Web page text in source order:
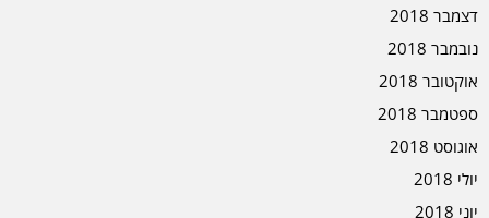
דצמבר 2018
נובמבר 2018
אוקטובר 2018
ספטמבר 2018
אוגוסט 2018
יולי 2018
יוני 2018